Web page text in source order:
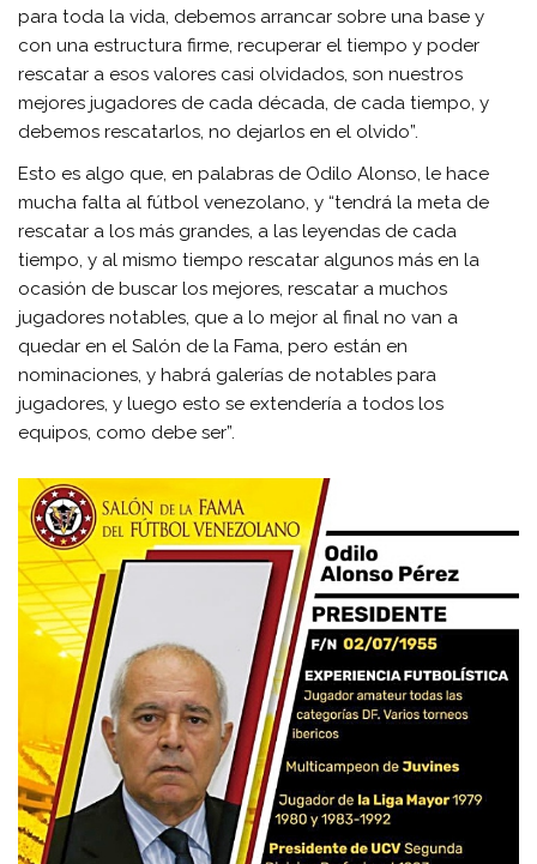
para toda la vida, debemos arrancar sobre una base y
con una estructura firme, recuperar el tiempo y poder
rescatar a esos valores casi olvidados, son nuestros
mejores jugadores de cada década, de cada tiempo, y
debemos rescatarlos, no dejarlos en el olvido”.
Esto es algo que, en palabras de Odilo Alonso, le hace
mucha falta al fútbol venezolano, y “tendrá la meta de
rescatar a los más grandes, a las leyendas de cada
tiempo, y al mismo tiempo rescatar algunos más en la
ocasión de buscar los mejores, rescatar a muchos
jugadores notables, que a lo mejor al final no van a
quedar en el Salón de la Fama, pero están en
nominaciones, y habrá galerías de notables para
jugadores, y luego esto se extendería a todos los
equipos, como debe ser”.